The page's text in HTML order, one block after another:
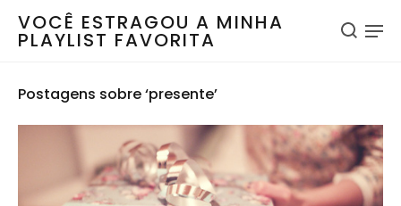
VOCÊ ESTRAGOU A MINHA
PLAYLIST FAVORITA
Postagens sobre ‘presente’